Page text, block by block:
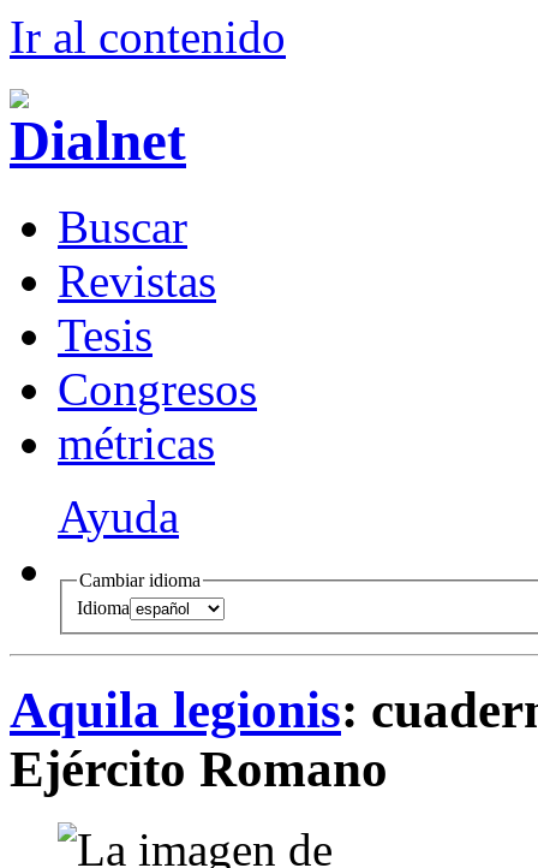
Ir al contenido
Buscar
Revistas
Tesis
Congresos
métricas
Ayuda
Cambiar idioma
Idioma
Aquila legionis:
Ejército Romano